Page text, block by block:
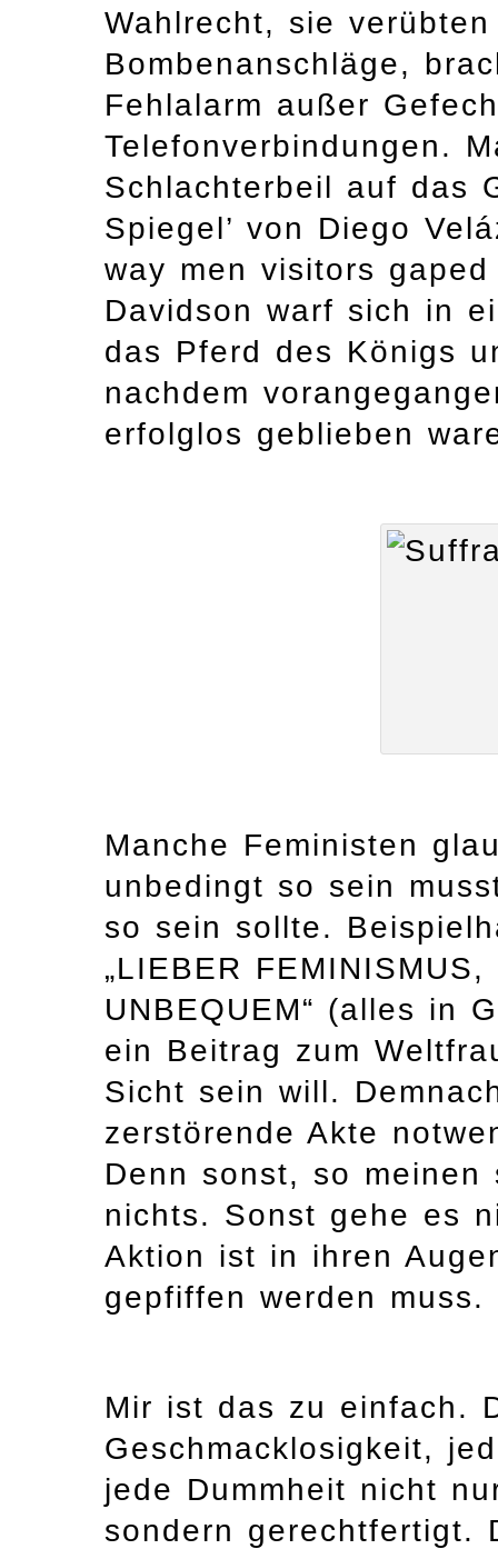
Wahlrecht, sie
Bombenanschläge,
Fehlalarm außer
Telefonverbindungen.
Schlachterbeil auf das
Spiegel’ von Diego
way men visitors
Davidson warf sich in
das Pferd des Königs
nachdem
erfolglos geblieben
Manche Feministen
unbedingt so sein
so sein sollte.
„LIEBER
UNBEQUEM“ (alles in
ein Beitrag zum
Sicht sein will.
zerstörende Akte
Denn sonst, so
nichts. Sonst gehe es
Aktion ist in ihren
gepfiffen werden muss.
Mir ist das zu einfach.
Geschmacklosigkeit,
jede Dummheit nicht
sondern gerechtfertigt.